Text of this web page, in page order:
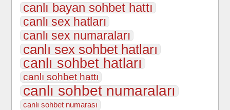
canlı bayan sohbet hattı
canlı sex hatları
canlı sex numaraları
canlı sex sohbet hatları
canlı sohbet hatları
canlı sohbet hattı
canlı sohbet numaraları
canlı sohbet numarası